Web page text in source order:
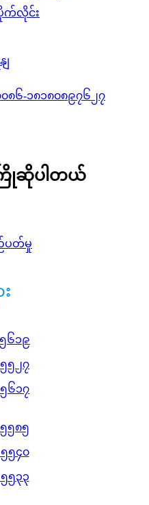
ပိုက်လိုင်း
၈၆-၁၈၁၈၀၈၉၇၆၂၇
ကြိုဆိုပါတယ်
ပတ်မှု